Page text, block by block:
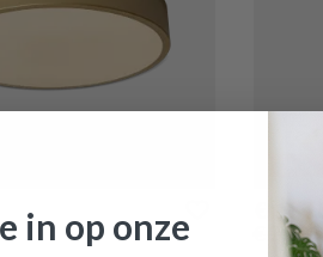
€ 19,16
€ 23,95
in op onze